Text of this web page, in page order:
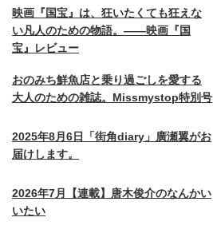
映画『国宝』は、狂いたくても狂えな
い凡人のための物語。——映画『国
宝』レビュー
おのみち鮮魚店と乗り過ごしを愛する
大人のための雑誌。Missmystop特別号
2025年8月6日「街角diary」廣瀬翼がお
届けします。
2026年7月【連載】唐木俊介のなんかい
いたい